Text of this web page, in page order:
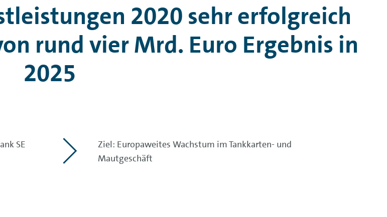
2020 sehr erfolgreich
rund vier Mrd. Euro Ergebnis in
2025
SE
Ziel: Europaweites Wachstum im Tankkarten- und
Mautgeschäft